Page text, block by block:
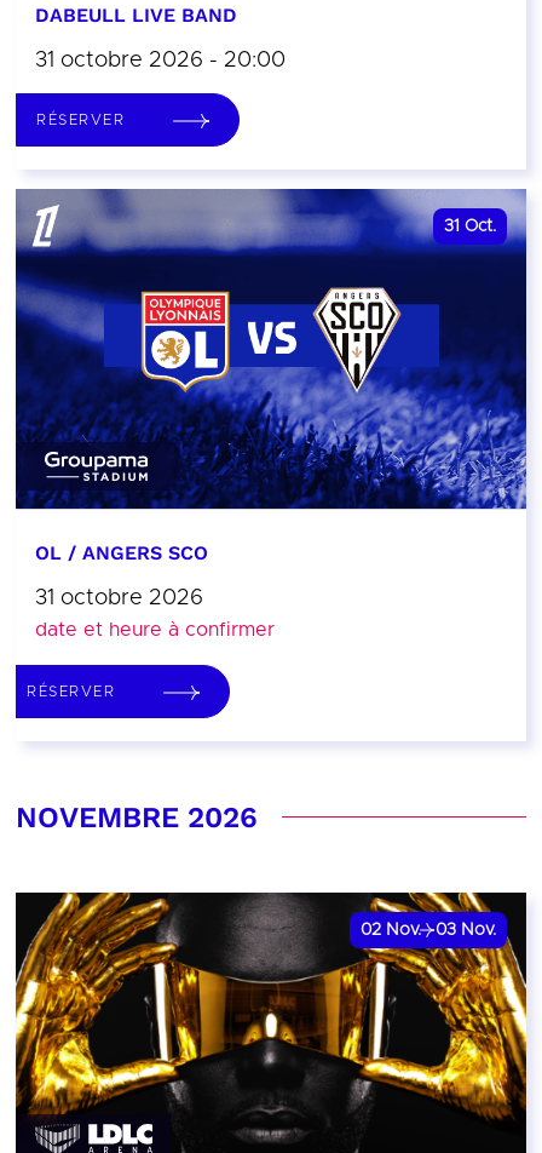
DABEULL LIVE BAND
31 octobre 2026 - 20:00
RÉSERVER
31 Oct.
OL / ANGERS SCO
31 octobre 2026
date et heure à confirmer
RÉSERVER
NOVEMBRE 2026
02 Nov. 03 Nov.